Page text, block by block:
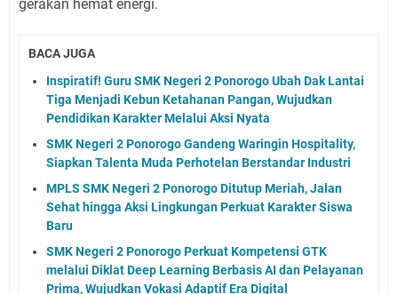
gerakan hemat energi.
BACA JUGA
Inspiratif! Guru SMK Negeri 2 Ponorogo Ubah Dak Lantai
Tiga Menjadi Kebun Ketahanan Pangan, Wujudkan
Pendidikan Karakter Melalui Aksi Nyata
SMK Negeri 2 Ponorogo Gandeng Waringin Hospitality,
Siapkan Talenta Muda Perhotelan Berstandar Industri
MPLS SMK Negeri 2 Ponorogo Ditutup Meriah, Jalan
Sehat hingga Aksi Lingkungan Perkuat Karakter Siswa
Baru
SMK Negeri 2 Ponorogo Perkuat Kompetensi GTK
melalui Diklat Deep Learning Berbasis AI dan Pelayanan
Prima, Wujudkan Vokasi Adaptif Era Digital